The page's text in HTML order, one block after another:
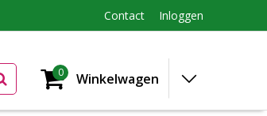
Contact Inloggen
0 Winkelwagen